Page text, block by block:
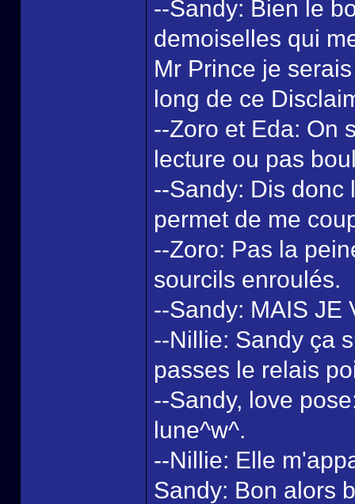
--Sandy: Bien le
demoiselles qui
Mr Prince je
long de ce
--Zoro et Eda: On
lecture ou pas
--Sandy: Dis donc
permet de me
--Zoro: Pas la
sourcils enroulés.
--Sandy: MAIS JE
--Nillie: Sandy ça
passes le relais
--Sandy, love
lune^w^.
--Nillie: Elle
Sandy: Bon alors